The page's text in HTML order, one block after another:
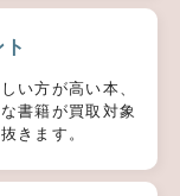
い方が高い本、
書籍が買取対象
きます。